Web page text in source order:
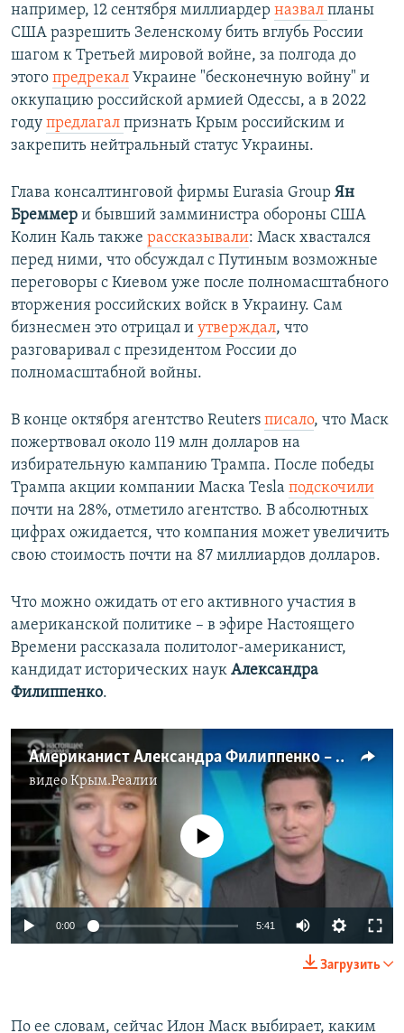
например, 12 сентября миллиардер назвал планы
США разрешить Зеленскому бить вглубь России
шагом к Третьей мировой войне, за полгода до
этого предрекал Украине "бесконечную войну" и
оккупацию российской армией Одессы, а в 2022
году предлагал признать Крым российским и
закрепить нейтральный статус Украины.
Глава консалтинговой фирмы Eurasia Group Ян
Бреммер и бывший замминистра обороны США
Колин Каль также рассказывали: Маск хвастался
перед ними, что обсуждал с Путиным возможные
переговоры с Киевом уже после полномасштабного
вторжения российских войск в Украину. Сам
бизнесмен это отрицал и утверждал, что
разговаривал с президентом России до
полномасштабной войны.
В конце октября агентство Reuters писало, что Маск
пожертвовал около 119 млн долларов на
избирательную кампанию Трампа. После победы
Трампа акции компании Маска Tesla подскочили
почти на 28%, отметило агентство. В абсолютных
цифрах ожидается, что компания может увеличить
свою стоимость почти на 87 миллиардов долларов.
Что можно ожидать от его активного участия в
американской политике – в эфире Настоящего
Времени рассказала политолог-американист,
кандидат исторических наук Александра
Филиппенко.
Американист Александра Филиппенко – о том, чего ждать от активного участия в политике США Илона Маска
видеоКрым.Реалии
No media source currently available
0:00 5:41
240p
Загрузить
По ее словам, сейчас Илон Маск выбирает, каким